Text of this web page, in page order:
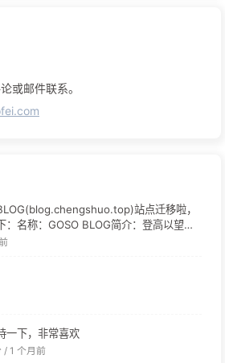
或邮件联系。
站点迁移啦，
：名称：GOSO BLOG简介：登高以望，
：[链接]头像：[链接]RSS：[链接]麻烦更
一下，非常喜欢
/ 1 个月前